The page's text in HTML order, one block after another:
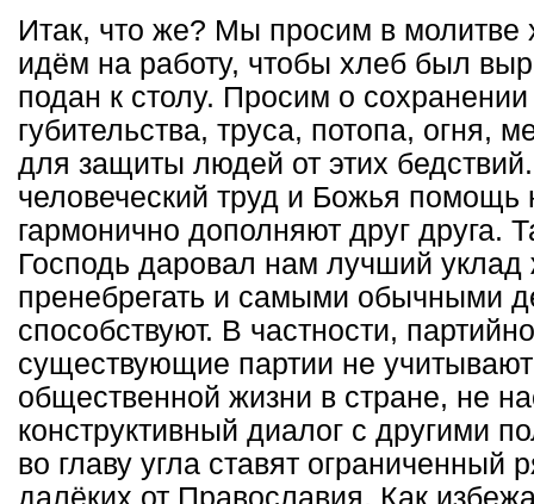
Итак, что же? Мы просим в
идём на работу, чтобы хлеб был
подан к столу. Просим о сохранении
губительства, труса, потопа, огня,
для защиты людей от этих
человеческий труд и Божья помощь
гармонично дополняют друг друга.
Господь даровал нам лучший
пренебрегать и самыми обычными
способствуют. В частности,
существующие партии не учитывают
общественной жизни в стране, не
конструктивный диалог с другими
во главу угла ставят ограниченный
далёких от Православия. Как